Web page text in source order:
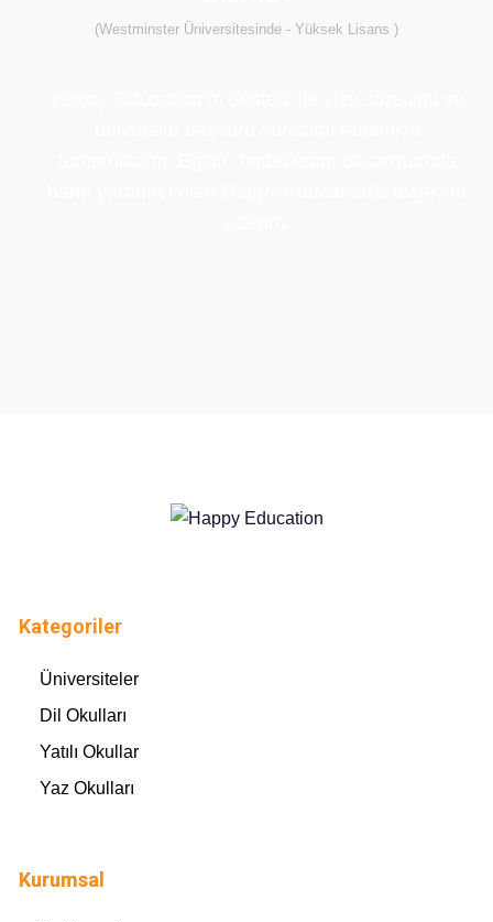
(Westminster Üniversitesinde - Yüksek Lisans )
Kategoriler
Üniversiteler
Dil Okulları
Yatılı Okullar
Yaz Okulları
Kurumsal